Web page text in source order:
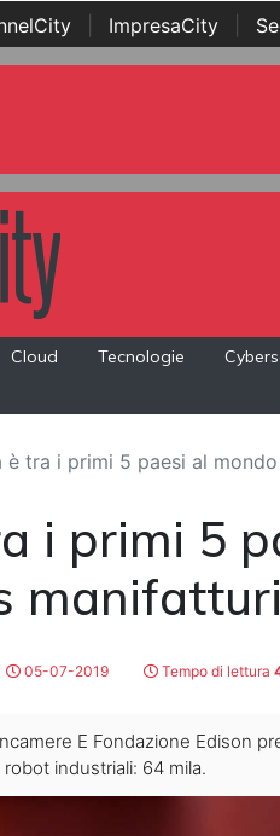
ImpresaCity
Cloud Tecnologie
è tra i primi 5 paesi al
i primi 5
05-07-2019 Tempo di lettura
E Fondazione Edison
industriali: 64 mila.